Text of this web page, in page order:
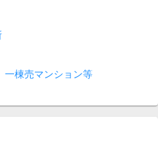
一棟売マンション等